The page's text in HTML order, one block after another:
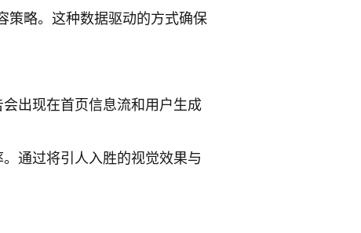
策略。这种数据驱动的方式确保
出现在首页信息流和用户生成
通过将引人入胜的视觉效果与